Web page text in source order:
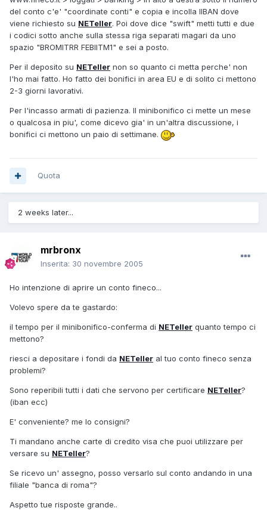
del conto c'e' "coordinate conti" e copia e incolla lIBAN dove
viene richiesto su NETeller. Poi dove dice "swift" metti tutti e due
i codici sotto anche sulla stessa riga separati magari da uno
spazio "BROMITRR FEBIITM1" e sei a posto.
Per il deposito su NETeller non so quanto ci metta perche' non
l'ho mai fatto. Ho fatto dei bonifici in area EU e di solito ci mettono
2-3 giorni lavorativi.
Per l'incasso armati di pazienza. Il minibonifico ci mette un mese
o qualcosa in piu', come dicevo gia' in un'altra discussione, i
bonifici ci mettono un paio di settimane.
Quota
2 weeks later...
mrbronx
Inserita: 30 novembre 2005
Ho intenzione di aprire un conto fineco...
Volevo spere da te gastardo:
il tempo per il minibonifico-conferma di NETeller quanto tempo ci
mettono?
riesci a depositare i fondi da NETeller al tuo conto fineco senza
problemi?
Sono reperibili tutti i dati che servono per certificare NETeller?
(iban ecc)
E' conveniente? me lo consigni?
Ti mandano anche carte di credito visa che puoi utilizzare per
versare su NETeller?
Se ricevo un' assegno, posso versarlo sul conto andando in una
filiale "banca di roma"?
Aspetto tue risposte grande..